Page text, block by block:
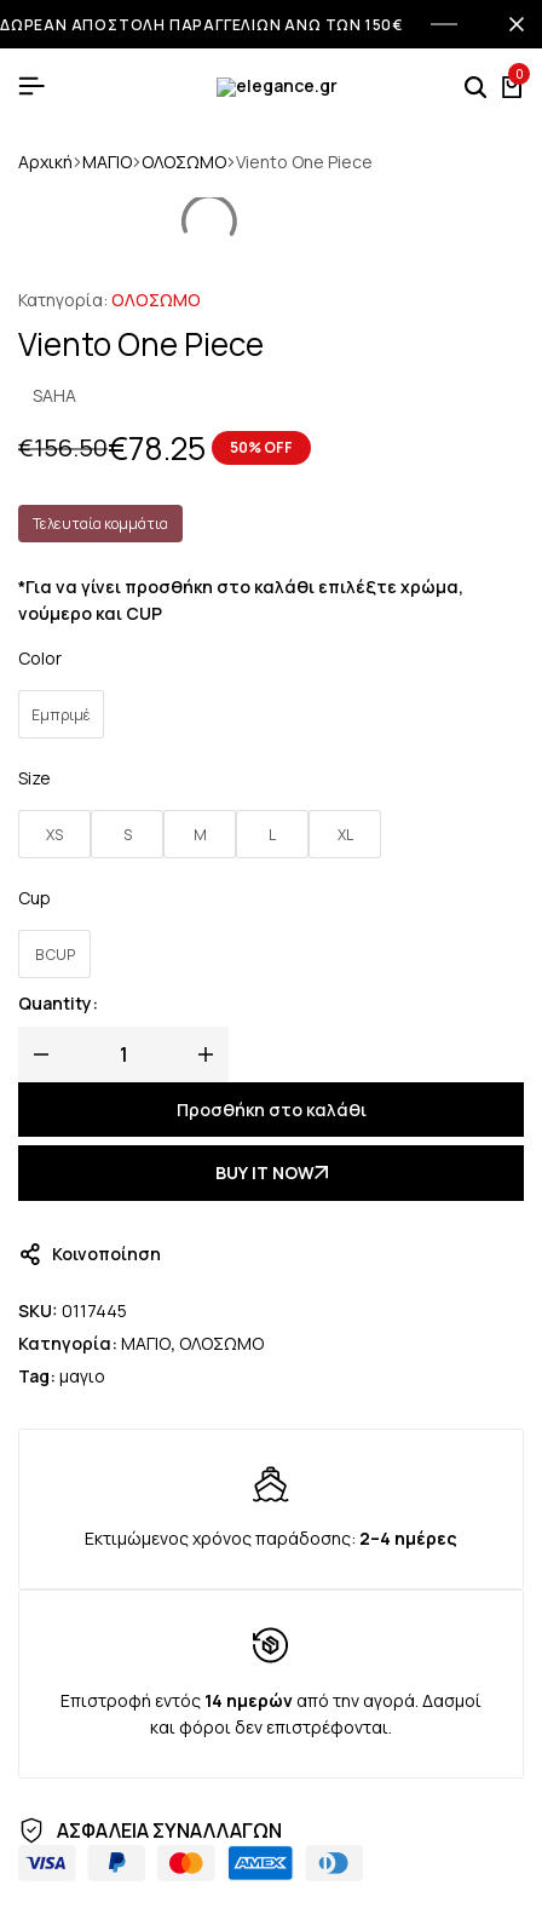
ΔΩΡΕΑΝ ΑΠΟΣΤΟΛΗ ΠΑΡΑΓΓΕΛΙΩΝ ΑΝΩ ΤΩΝ 150€
0
Αρχική ΜΑΓΙΟ ΟΛΟΣΩΜΟ Viento One Piece
Κατηγορία: ΟΛΟΣΩΜΟ
Viento One Piece
SAHA
€156.50€78.25 50% OFF
Τελευταία κομμάτια
*Για να γίνει προσθήκη στο καλάθι επιλέξτε χρώμα,
νούμερο και CUP
Color
Εμπριμέ
Size
XS S M L XL
Cup
B CUP
Quantity:
Προσθήκη στο καλάθι
BUY IT NOW
Κοινοποίηση
SKU: 0117445
Κατηγορία: ΜΑΓΙΟ, ΟΛΟΣΩΜΟ
Tag: μαγιο
Εκτιμώμενος χρόνος παράδοσης: 2–4 ημέρες
Επιστροφή εντός 14 ημερώναπό την αγορά. Δασμοί
και φόροι δεν επιστρέφονται.
ΑΣΦΑΛΕΙΑ ΣΥΝΑΛΛΑΓΩΝ